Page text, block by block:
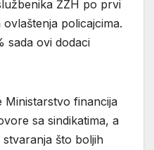
ŽZH po prvi
policajcima.
sada ovi dodaci
Ministarstvo financija
sa sindikatima, a
što boljih